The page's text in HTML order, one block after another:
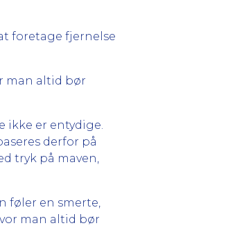
foretage fjernelse
man altid bør
ikke er entydige.
derfor på
tryk på maven,
føler en smerte,
man altid bør